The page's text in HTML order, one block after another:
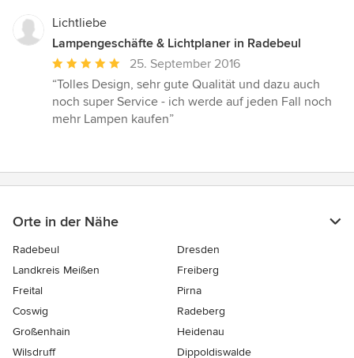
Lichtliebe
Lampengeschäfte & Lichtplaner in Radebeul
Durchschnittliche
Bewertung:
5
von
25. September 2016
“Tolles Design, sehr gute Qualität und dazu auch
noch super Service - ich werde auf jeden Fall noch
mehr Lampen kaufen”
Orte in der Nähe
Radebeul
Dresden
Landkreis Meißen
Freiberg
Freital
Pirna
Coswig
Radeberg
Großenhain
Heidenau
Wilsdruff
Dippoldiswalde